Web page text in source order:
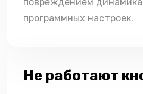
программных настроек.
Не работают